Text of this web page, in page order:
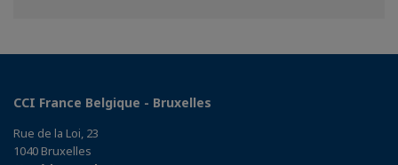
CCI France Belgique - Bruxelles
Rue de la Loi, 23
1040 Bruxelles